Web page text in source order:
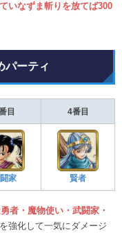
いなずま斬りを放てば300
パーティ
目 4番目
家 賢者
者・魔物使い・武闘家・
強化して一気にダメージ